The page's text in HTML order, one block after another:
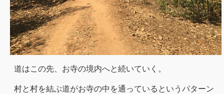
道はこの先、お寺の境内へと続いていく。
村と村を結ぶ道がお寺の中を通っているというパターン